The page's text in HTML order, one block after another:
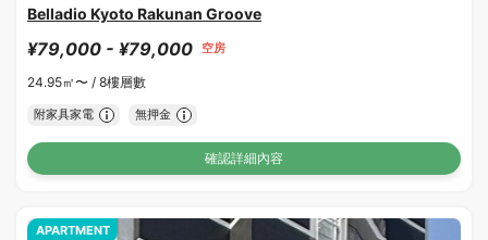
Belladio Kyoto Rakunan Groove
¥79,000 - ¥79,000 空房
24.95㎡〜 / 8樓層數
附家具家電 無押金
確認詳細內容
APARTMENT